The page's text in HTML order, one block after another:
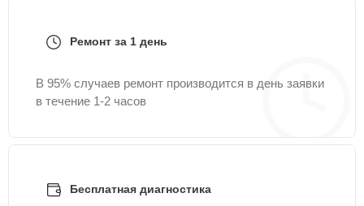
Ремонт за 1 день
В 95% случаев ремонт производится в день заявки
в течение 1-2 часов
Бесплатная диагностика